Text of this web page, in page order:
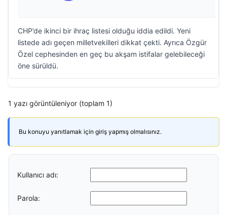
CHP’de ikinci bir ihraç listesi olduğu iddia edildi. Yeni
listede adı geçen milletvekilleri dikkat çekti. Ayrıca Özgür
Özel cephesinden en geç bu akşam istifalar gelebileceği
öne sürüldü.
1 yazı görüntüleniyor (toplam 1)
Bu konuyu yanıtlamak için giriş yapmış olmalısınız.
Kullanıcı adı:
Parola: